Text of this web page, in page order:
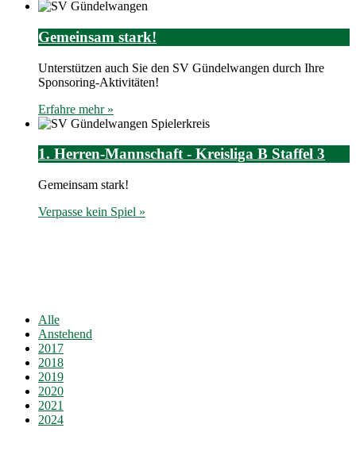
Gemeinsam stark!
Unterstützen auch Sie den SV Gündelwangen durch Ihre
Sponsoring-Aktivitäten!
Erfahre mehr »
1. Herren-Mannschaft - Kreisliga B Staffel 3
Gemeinsam stark!
Verpasse kein Spiel »
Alle
Anstehend
2017
2018
2019
2020
2021
2024